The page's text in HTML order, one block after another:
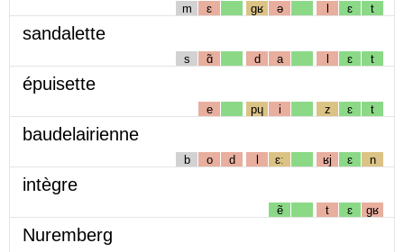
m ɛ gʁ ə l ɛ t
sandalette
s ɑ̃ d a l ɛ t
épuisette
e pɥ i z ɛ t
baudelairienne
b o d l ɛː ʁj ɛ n
intègre
ẽ t ɛ gʁ
Nuremberg